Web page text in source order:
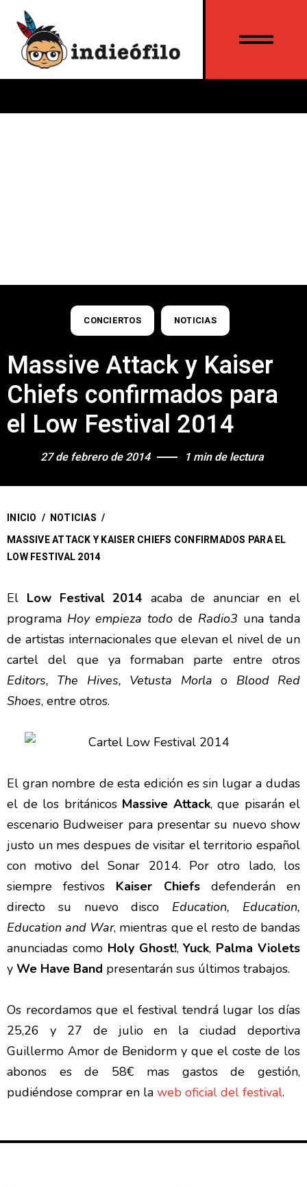
CONCIERTOS NOTICIAS
Massive Attack y Kaiser
Chiefs confirmados para
el Low Festival 2014
27 de febrero de 2014 1 min de lectura
INICIO / NOTICIAS /
MASSIVE ATTACK Y KAISER CHIEFS CONFIRMADOS PARA EL
LOW FESTIVAL 2014
El Low Festival 2014 acaba de anunciar en el
programa Hoy empieza todo de Radio3 una tanda
de artistas internacionales que elevan el nivel de un
cartel del que ya formaban parte entre otros
Editors, The Hives, Vetusta Morla o Blood Red
Shoes, entre otros.
El gran nombre de esta edición es sin lugar a dudas
el de los británicos Massive Attack, que pisarán el
escenario Budweiser para presentar su nuevo show
justo un mes despues de visitar el territorio español
con motivo del Sonar 2014. Por otro lado, los
siempre festivos Kaiser Chiefsdefenderán en
directo su nuevo disco Education, Education,
Education and War, mientras que el resto de bandas
anunciadas como Holy Ghost!,Yuck, Palma Violets
y We Have Band presentarán sus últimos trabajos.
Os recordamos que el festival tendrá lugar los días
25,26 y 27 de julio en la ciudad deportiva
Guillermo Amor de Benidorm y que el coste de los
abonos es de 58€ mas gastos de gestión,
pudiéndose comprar en la web oficial del festival.